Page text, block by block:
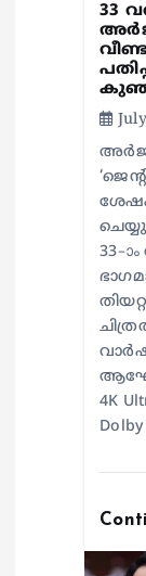
33
ശേഷം
4K